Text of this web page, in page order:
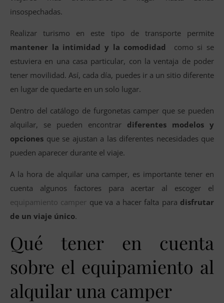
insospechadas.
Realizar turismo en este tipo de transporte permite
mantener la intimidad y la comodidad
como si se
estuviera en una casa particular, con la ventaja de poder
tener movilidad. Así, cada día, puedes ir a un sitio diferente
en lugar de quedarte en un solo lugar.
Dentro del catálogo de furgonetas camper que se pueden
alquilar, se pueden encontrar diferentes modelos y
opciones que se ajustan a las diferentes necesidades que
pueden aparecer durante el viaje.
A la hora de alquilar una camper, es importante tener en
cuenta algunos factores para acertar al escoger el
equipamiento camper que va a hacer falta para disfrutar
de un viaje único.
Qué tener en cuenta
sobre el equipamiento al
alquilar una camper